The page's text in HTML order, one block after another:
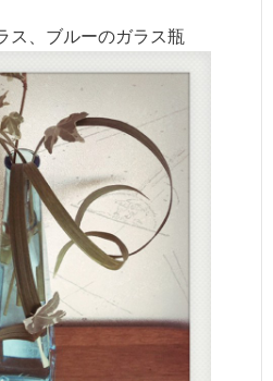
ス、ブルーのガラス瓶